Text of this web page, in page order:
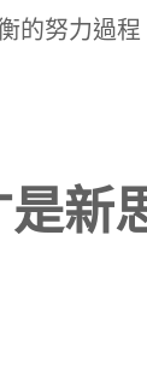
的努力過程
新